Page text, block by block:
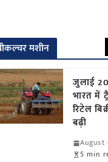
मशीन
जुलाई
भारत में
रिटेल
बढ़ी
August
5 min